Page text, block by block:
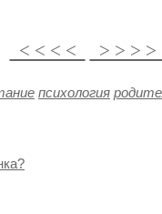
< < < < > > >
психология